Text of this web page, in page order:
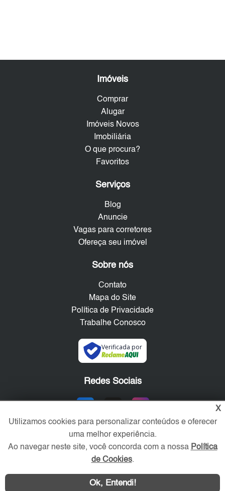
Imóveis
Comprar
Alugar
Imóveis Novos
Imobiliária
O que procura?
Favoritos
Serviços
Blog
Anuncie
Vagas para corretores
Ofereça seu imóvel
Sobre nós
Contato
Mapa do Site
Política de Privacidade
Trabalhe Conosco
Verificada por
Redes Sociais
Área exclusiva aos anunciantes,
X
Utilizamos cookies para personalizar conteúdos e oferecer
uma melhor experiência.
Ao navegar neste site, você concorda com a nossa Política
de Cookies.
Ok, Entendi!